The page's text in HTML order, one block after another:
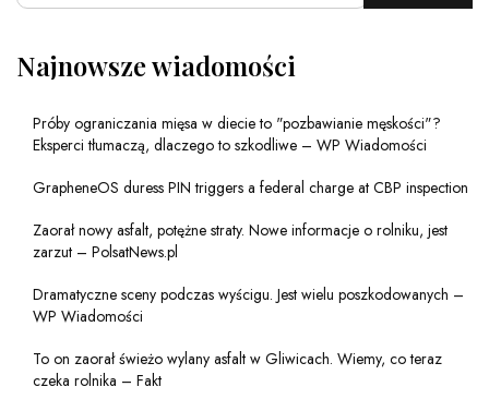
Najnowsze wiadomości
Próby ograniczania mięsa w diecie to "pozbawianie męskości"?
Eksperci tłumaczą, dlaczego to szkodliwe – WP Wiadomości
GrapheneOS duress PIN triggers a federal charge at CBP inspection
Zaorał nowy asfalt, potężne straty. Nowe informacje o rolniku, jest
zarzut – PolsatNews.pl
Dramatyczne sceny podczas wyścigu. Jest wielu poszkodowanych –
WP Wiadomości
To on zaorał świeżo wylany asfalt w Gliwicach. Wiemy, co teraz
czeka rolnika – Fakt